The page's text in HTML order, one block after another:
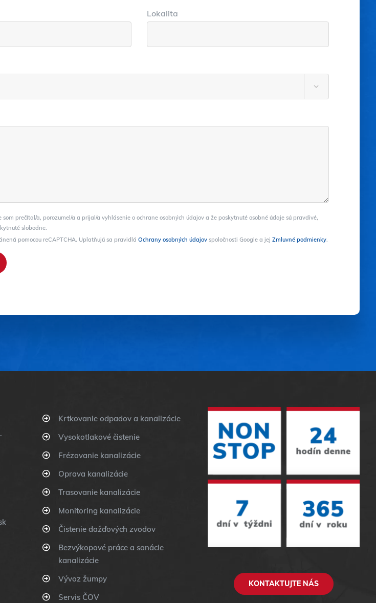
Lokalita

som prečítal/a, porozumel/a a prijal/a vyhlásenie o ochrane osobných údajov a že poskytnuté osobné údaje sú pravdivé,
slobodne.
pomocou reCAPTCHA. Uplatňujú sa pravidlá Ochrany osobných údajovspoločnosti Google a jej Zmluvné podmienky.
Krtkovanie odpadov a kanalizácie
Vysokotlakové čistenie
Frézovanie kanalizácie
Oprava kanalizácie
Trasovanie kanalizácie
Monitoring kanalizácie
Čistenie dažďových zvodov
Bezvýkopové práce a sanácie
kanalizácie
Vývoz žumpy
Servis ČOV
KONTAKTUJTE NÁS